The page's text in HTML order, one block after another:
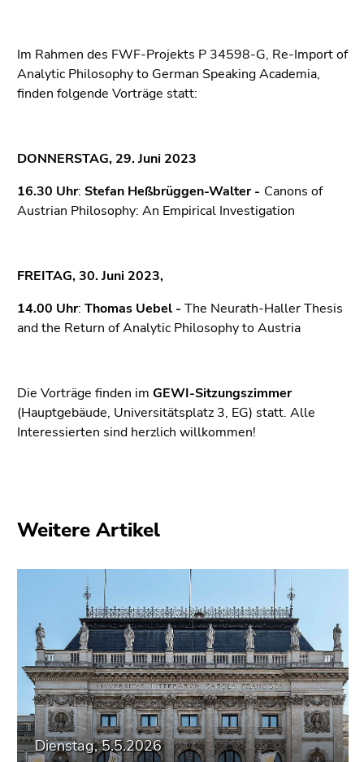
Zum
Inhalt
Zur
(Zugriffstaste
2)
(Zugriffstaste
Zu
den
5)
Zu
den
Zur
(Zugriffstaste
Im Rahmen des FWF-Projekts P 34598-G, Re-Import of
Analytic Philosophy to German Speaking Academia,
finden folgende Vorträge statt:
DONNERSTAG, 29. Juni 2023
16.30 Uhr: Stefan Heßbrüggen-Walter - Canons of
Austrian Philosophy: An Empirical Investigation
FREITAG, 30. Juni 2023,
14.00 Uhr: Thomas Uebel - The Neurath-Haller Thesis
and the Return of Analytic Philosophy to Austria
Die Vorträge finden im GEWI-Sitzungszimmer
(Hauptgebäude, Universitätsplatz 3, EG) statt. Alle
Interessierten sind herzlich willkommen!
Weitere Artikel
Dienstag, 5.5.2026